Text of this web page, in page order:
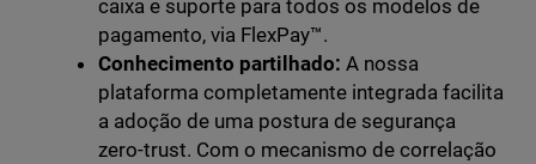
caixa e suporte para todos os modelos de
pagamento, via FlexPay™️.
Conhecimento partilhado: A nossa
plataforma completamente integrada facilita
a adoção de uma postura de segurança
zero-trust. Com o mecanismo de correlação